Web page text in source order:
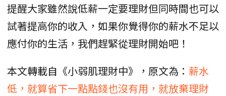
提醒大家雖然說低薪一定要理財但同時間也可以
試著提高你的收入，如果你覺得你的薪水不足以
應付你的生活，我們趕緊從理財開始吧！
本文轉載自《小弱肌理財中》，原文為： 薪水
低，就算省下一點點錢也沒有用，就放棄理財